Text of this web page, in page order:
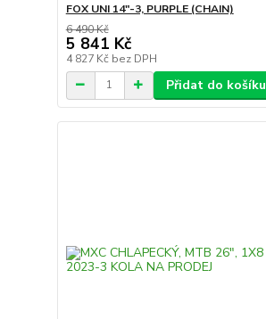
FOX UNI 14"-3, PURPLE (CHAIN)
6 490 Kč
5 841 Kč
4 827 Kč bez DPH
Přidat do košíku